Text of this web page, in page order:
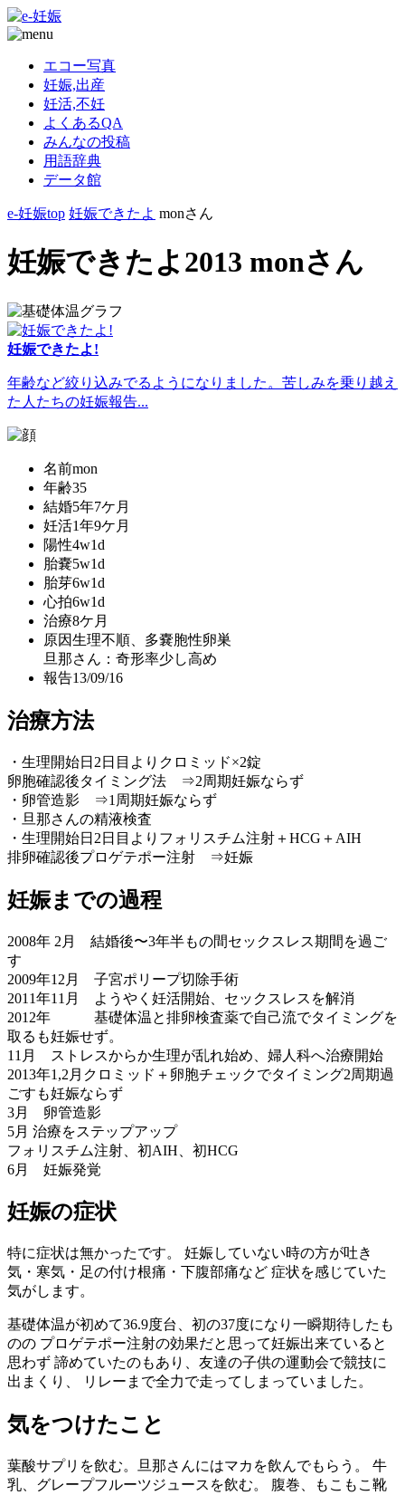
エコー写真
妊娠,出産
妊活,不妊
よくあるQA
みんなの投稿
用語辞典
データ館
e-妊娠top 妊娠できたよ monさん
妊娠できたよ2013 monさん
妊娠できたよ!
年齢など絞り込みでるようになりました。苦しみを乗り越え
た人たちの妊娠報告...
名前mon
年齢35
結婚5年7ケ月
妊活1年9ケ月
陽性4w1d
胎嚢5w1d
胎芽6w1d
心拍6w1d
治療8ケ月
原因生理不順、多嚢胞性卵巣
旦那さん：奇形率少し高め
報告13/09/16
治療方法
・生理開始日2日目よりクロミッド×2錠
卵胞確認後タイミング法 ⇒2周期妊娠ならず
・卵管造影 ⇒1周期妊娠ならず
・旦那さんの精液検査
・生理開始日2日目よりフォリスチム注射＋HCG＋AIH
排卵確認後プロゲテポー注射 ⇒妊娠
妊娠までの過程
2008年 2月 結婚後〜3年半もの間セックスレス期間を過ご
す
2009年12月 子宮ポリープ切除手術
2011年11月 ようやく妊活開始、セックスレスを解消
2012年 基礎体温と排卵検査薬で自己流でタイミングを
取るも妊娠せず。
11月 ストレスからか生理が乱れ始め、婦人科へ治療開始
2013年1,2月クロミッド＋卵胞チェックでタイミング2周期過
ごすも妊娠ならず
3月 卵管造影
5月 治療をステップアップ
フォリスチム注射、初AIH、初HCG
6月 妊娠発覚
妊娠の症状
特に症状は無かったです。 妊娠していない時の方が吐き
気・寒気・足の付け根痛・下腹部痛など 症状を感じていた
気がします。
基礎体温が初めて36.9度台、初の37度になり一瞬期待したも
のの プロゲテポー注射の効果だと思って妊娠出来ていると
思わず 諦めていたのもあり、友達の子供の運動会で競技に
出まくり、 リレーまで全力で走ってしまっていました。
気をつけたこと
葉酸サプリを飲む。旦那さんにはマカを飲んでもらう。 牛
乳、グレープフルーツジュースを飲む。 腹巻、もこもこ靴